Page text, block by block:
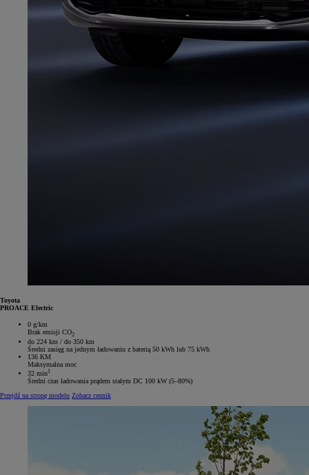
Toyota
PROACE Electric
0 g/km
Brak emisji CO2
do 224 km / do 350 km
Średni zasięg na jednym ładowaniu z baterią 50 kWh lub 75 kWh
136 KM
Maksymalna moc
32 min1
Średni czas ładowania prądem stałym DC 100 kW (5–80%)
Przejdź na stronę modelu Zobacz cennik